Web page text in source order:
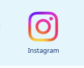
Instagram